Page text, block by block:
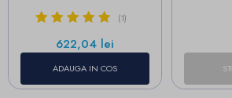
(1)
Pret
622,04 lei
ADAUGA IN COS